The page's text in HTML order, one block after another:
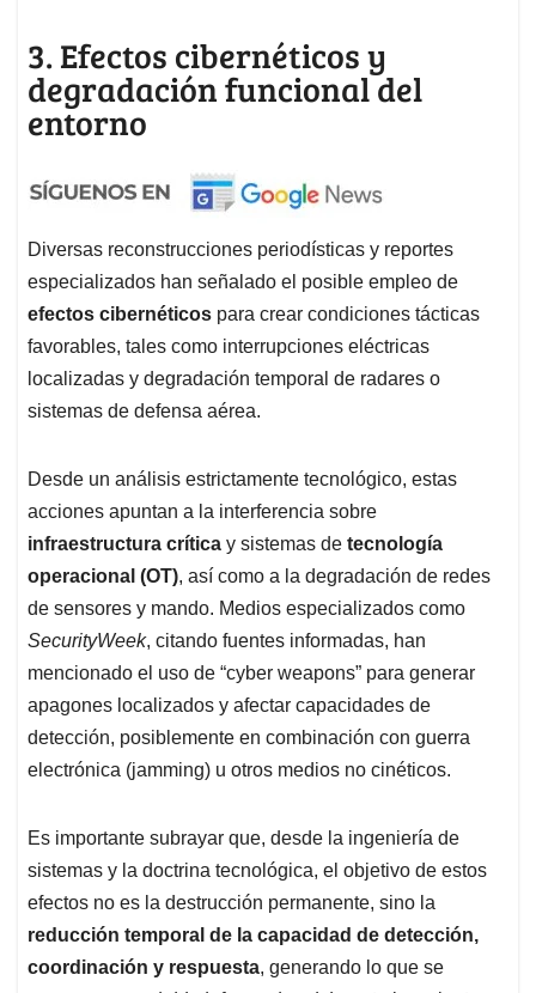
3. Efectos cibernéticos y
degradación funcional del
entorno
Diversas reconstrucciones periodísticas y reportes
especializados han señalado el posible empleo de
efectos cibernéticos para crear condiciones tácticas
favorables, tales como interrupciones eléctricas
localizadas y degradación temporal de radares o
sistemas de defensa aérea.
Desde un análisis estrictamente tecnológico, estas
acciones apuntan a la interferencia sobre
infraestructura crítica y sistemas de tecnología
operacional (OT), así como a la degradación de redes
de sensores y mando. Medios especializados como
SecurityWeek, citando fuentes informadas, han
mencionado el uso de “cyber weapons” para generar
apagones localizados y afectar capacidades de
detección, posiblemente en combinación con guerra
electrónica (jamming) u otros medios no cinéticos.
Es importante subrayar que, desde la ingeniería de
sistemas y la doctrina tecnológica, el objetivo de estos
efectos no es la destrucción permanente, sino la
reducción temporal de la capacidad de detección,
coordinación y respuesta, generando lo que se